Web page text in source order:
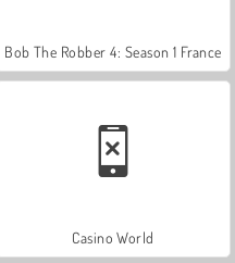
Bob The Robber 4: Season 1 France
Casino World